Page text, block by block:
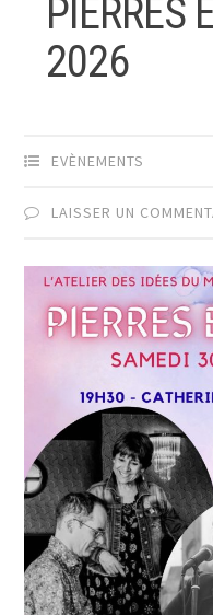
PIERRES
2026
EVÈNEMENTS
LAISSER UN